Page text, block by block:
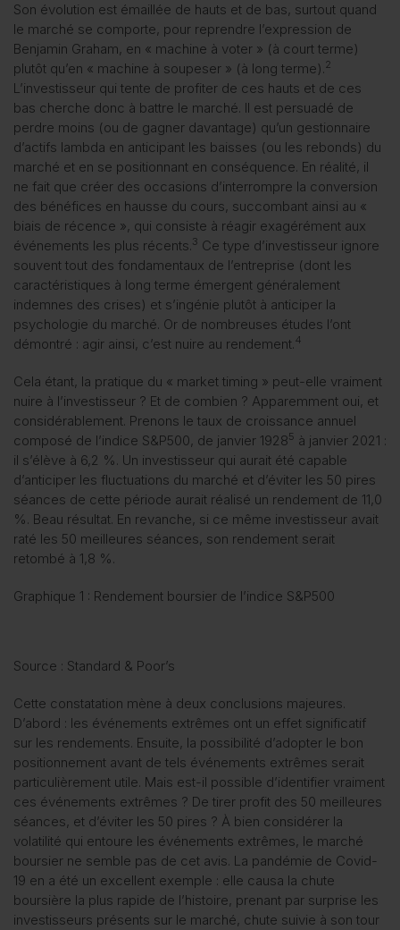
Son évolution est émaillée de hauts et de bas, surtout quand
le marché se comporte, pour reprendre l’expression de
Benjamin Graham, en « machine à voter » (à court terme)
plutôt qu’en « machine à soupeser » (à long terme).2
L’investisseur qui tente de profiter de ces hauts et de ces
bas cherche donc à battre le marché. Il est persuadé de
perdre moins (ou de gagner davantage) qu’un gestionnaire
d’actifs lambda en anticipant les baisses (ou les rebonds) du
marché et en se positionnant en conséquence. En réalité, il
ne fait que créer des occasions d’interrompre la conversion
des bénéfices en hausse du cours, succombant ainsi au «
biais de récence », qui consiste à réagir exagérément aux
événements les plus récents.3 Ce type d’investisseur ignore
souvent tout des fondamentaux de l’entreprise (dont les
caractéristiques à long terme émergent généralement
indemnes des crises) et s’ingénie plutôt à anticiper la
psychologie du marché. Or de nombreuses études l’ont
démontré : agir ainsi, c’est nuire au rendement.4
Cela étant, la pratique du « market timing » peut-elle vraiment
nuire à l’investisseur ? Et de combien ? Apparemment oui, et
considérablement. Prenons le taux de croissance annuel
composé de l’indice S&P500, de janvier 19285 à janvier 2021 :
il s’élève à 6,2 %. Un investisseur qui aurait été capable
d’anticiper les fluctuations du marché et d’éviter les 50 pires
séances de cette période aurait réalisé un rendement de 11,0
%. Beau résultat. En revanche, si ce même investisseur avait
raté les 50 meilleures séances, son rendement serait
retombé à 1,8 %.
Graphique 1 : Rendement boursier de l’indice S&P500
Source : Standard & Poor’s
Cette constatation mène à deux conclusions majeures.
D’abord : les événements extrêmes ont un effet significatif
sur les rendements. Ensuite, la possibilité d’adopter le bon
positionnement avant de tels événements extrêmes serait
particulièrement utile. Mais est-il possible d’identifier vraiment
ces événements extrêmes ? De tirer profit des 50 meilleures
séances, et d’éviter les 50 pires ? À bien considérer la
volatilité qui entoure les événements extrêmes, le marché
boursier ne semble pas de cet avis. La pandémie de Covid-
19 en a été un excellent exemple : elle causa la chute
boursière la plus rapide de l’histoire, prenant par surprise les
investisseurs présents sur le marché, chute suivie à son tour